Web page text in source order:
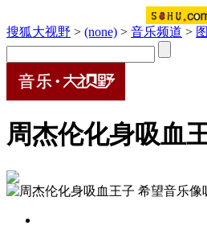
搜狐大视野 > (none) > 音乐频道 >
周杰伦化身吸血